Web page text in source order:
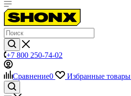
+7 800 250-74-02
Сравнение0 Избранные товары